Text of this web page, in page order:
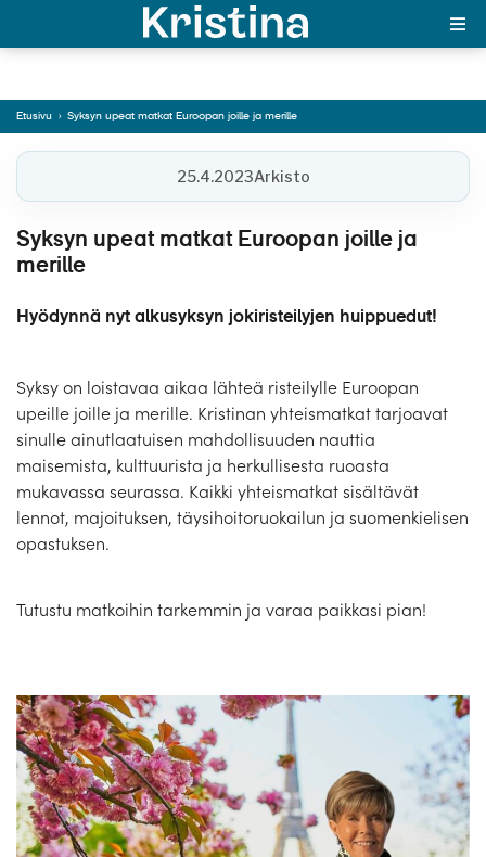
MAJAKKA-portaali
Äkkilähdöt
Suosikit
Kohteet
Matkatyypit
Matkakalenteri
Laivat
Euroopan joille ja
merille
Siirry tekstiin
Etusivu › Syksyn upeat matkat Euroopan joille ja merille
25.4.2023Arkisto
Syksyn upeat matkat Euroopan joille ja
merille
Hyödynnä nyt alkusyksyn jokiristeilyjen huippuedut!
Syksy on loistavaa aikaa lähteä risteilylle Euroopan
upeille joille ja merille. Kristinan yhteismatkat tarjoavat
sinulle ainutlaatuisen mahdollisuuden nauttia
maisemista, kulttuurista ja herkullisesta ruoasta
mukavassa seurassa. Kaikki yhteismatkat sisältävät
lennot, majoituksen, täysihoitoruokailun ja suomenkielisen
opastuksen.
Tutustu matkoihin tarkemmin ja varaa paikkasi pian!